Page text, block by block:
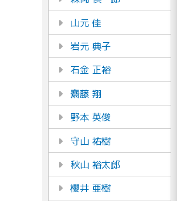
山元 佳
岩元 典子
石金 正裕
齋藤 翔
野本 英俊
守山 祐樹
秋山 裕太郎
櫻井 亜樹